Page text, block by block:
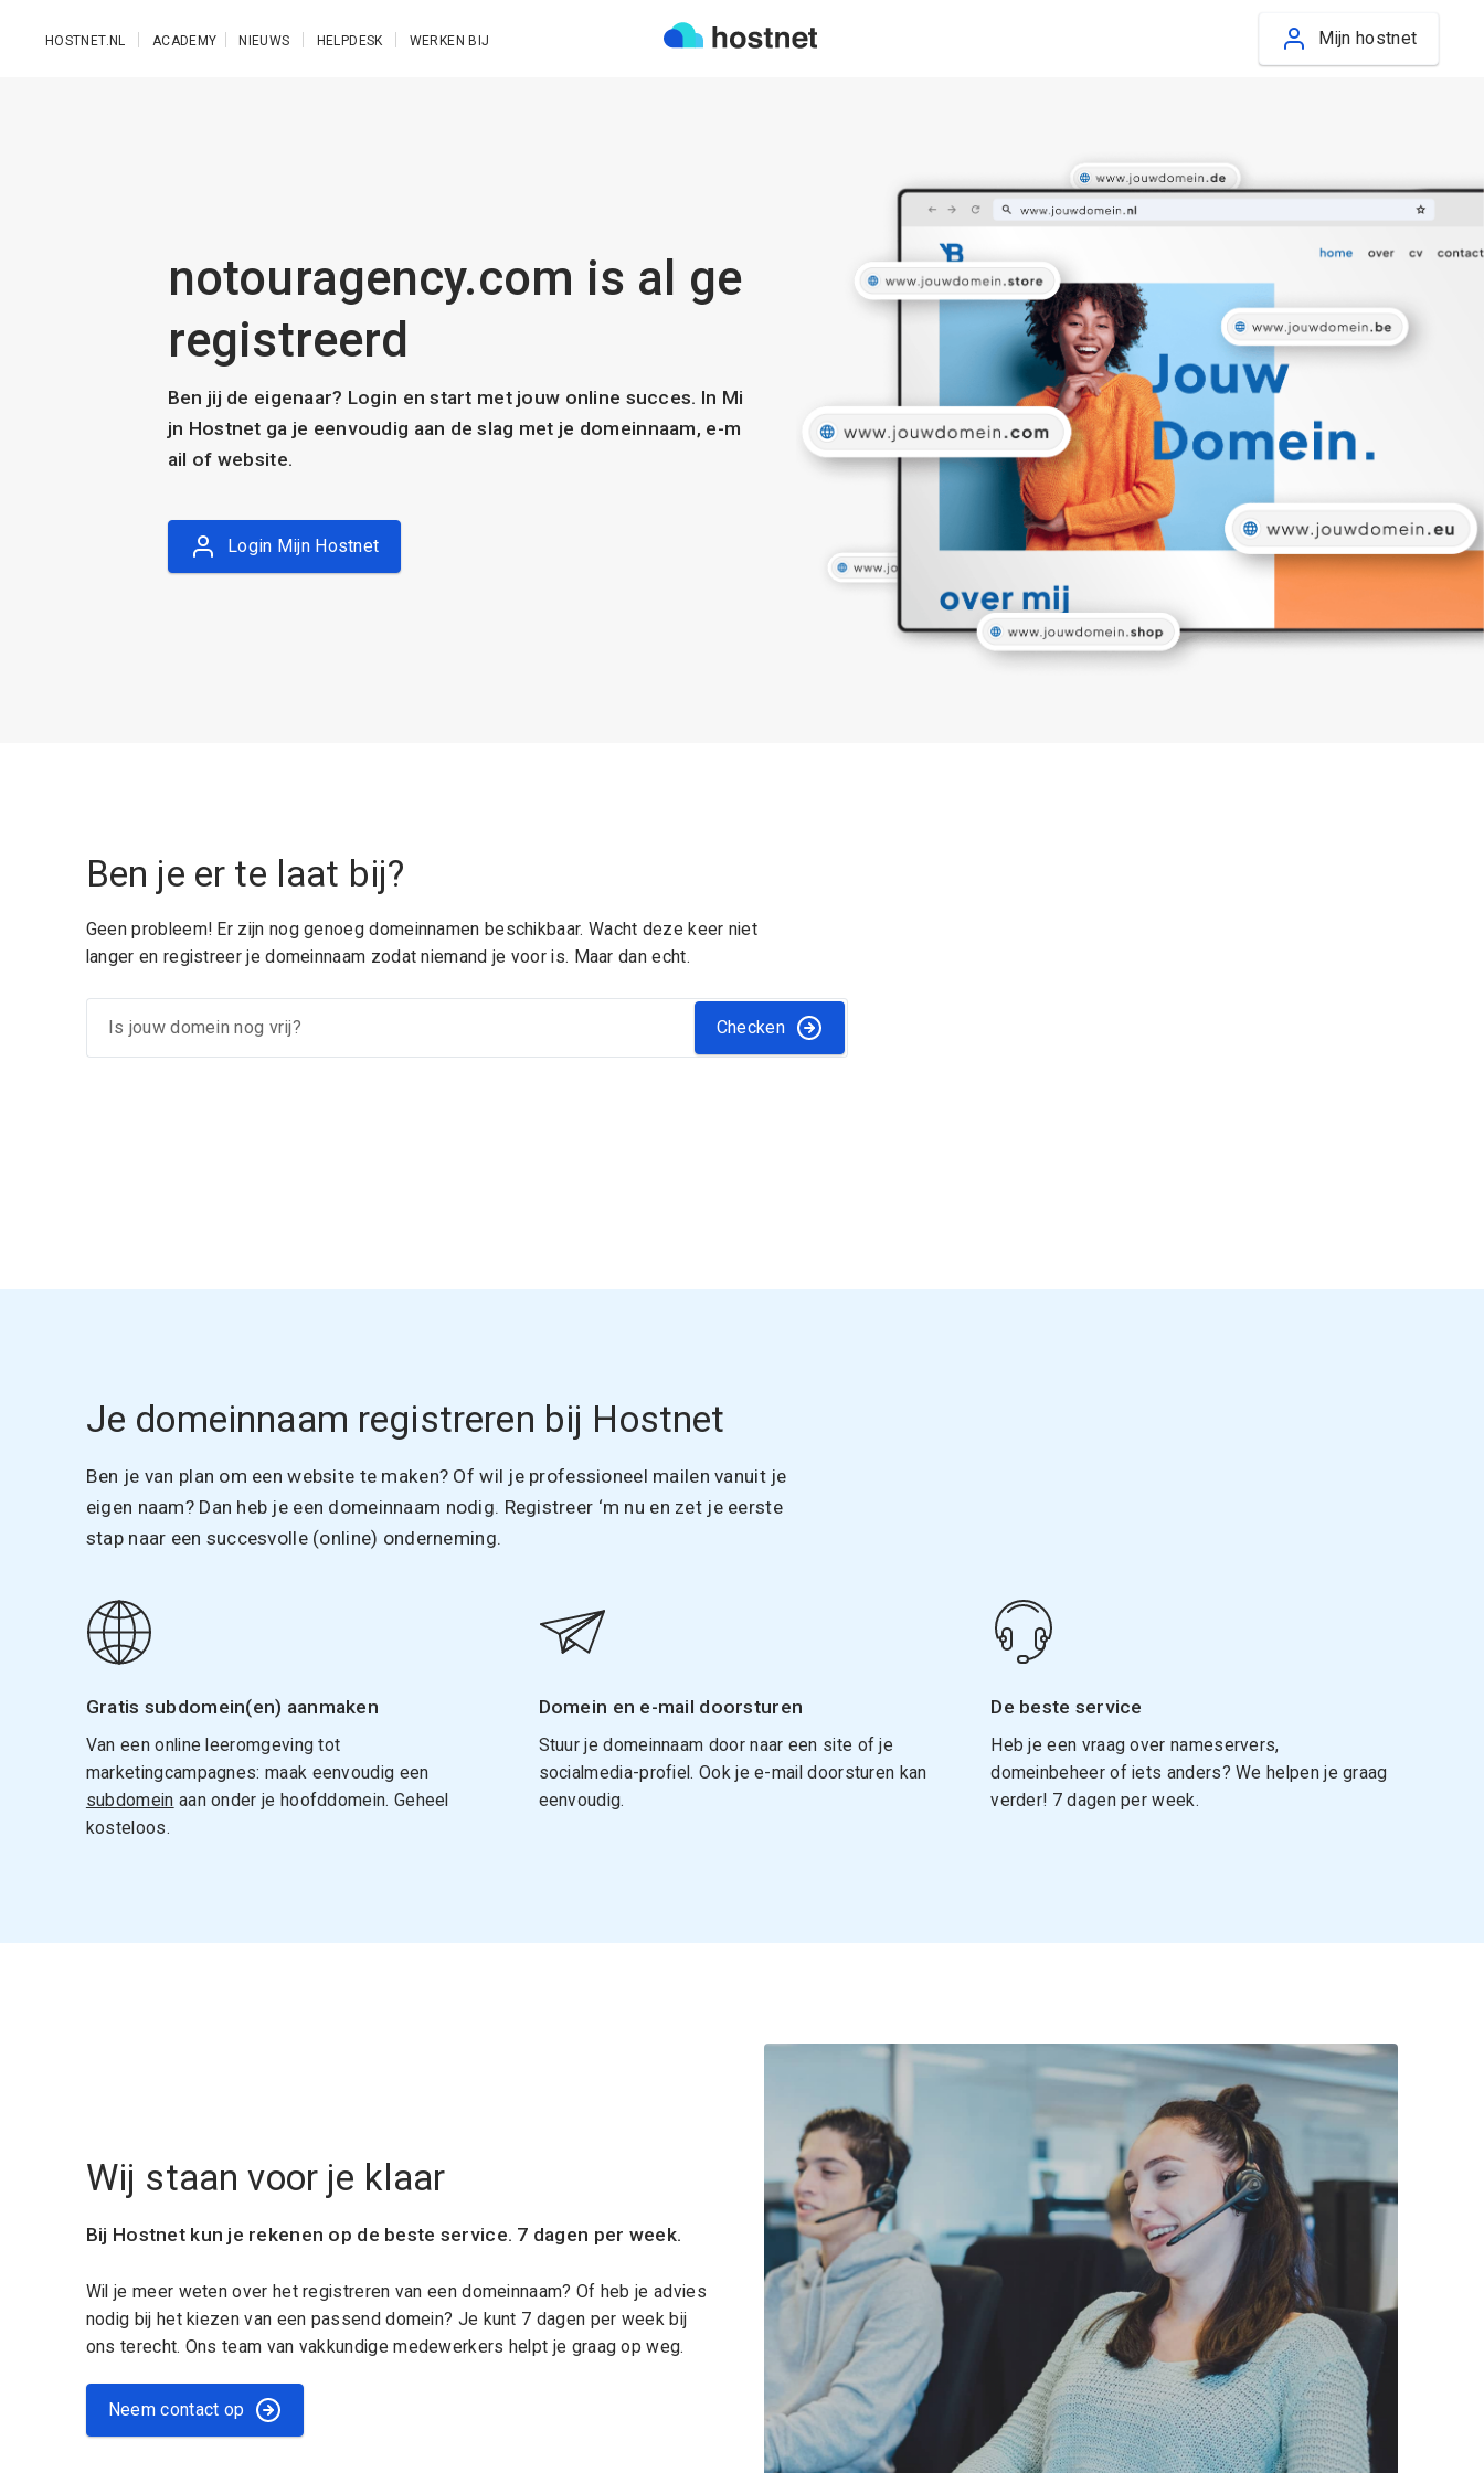
HOSTNET.NL ACADEMY NIEUWS HELPDESK WERKEN BIJ Mijn hostnet
notouragency.com is al ge
registreerd
Ben jij de eigenaar? Login en start met jouw online succes. In Mi
jn Hostnet ga je eenvoudig aan de slag met je domeinnaam, e-m
ail of website.
Login Mijn Hostnet
Ben je er te laat bij?
Geen probleem! Er zijn nog genoeg domeinnamen beschikbaar. Wacht deze keer niet
langer en registreer je domeinnaam zodat niemand je voor is. Maar dan echt.
Checken
Je domeinnaam registreren bij Hostnet
Ben je van plan om een website te maken? Of wil je professioneel mailen vanuit je
eigen naam? Dan heb je een domeinnaam nodig. Registreer ‘m nu en zet je eerste
stap naar een succesvolle (online) onderneming.
Gratis subdomein(en) aanmaken
Van een online leeromgeving tot
marketingcampagnes: maak eenvoudig een
subdomein aan onder je hoofddomein. Geheel
kosteloos.
Domein en e-mail doorsturen
Stuur je domeinnaam door naar een site of je
socialmedia-profiel. Ook je e-mail doorsturen kan
eenvoudig.
De beste service
Heb je een vraag over nameservers,
domeinbeheer of iets anders? We helpen je graag
verder! 7 dagen per week.
Wij staan voor je klaar
Bij Hostnet kun je rekenen op de beste service. 7 dagen per week.
Wil je meer weten over het registreren van een domeinnaam? Of heb je advies
nodig bij het kiezen van een passend domein? Je kunt 7 dagen per week bij
ons terecht. Ons team van vakkundige medewerkers helpt je graag op weg.
Neem contact op